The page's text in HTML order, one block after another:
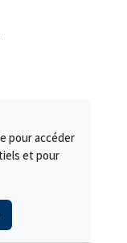
pour accéder
et pour